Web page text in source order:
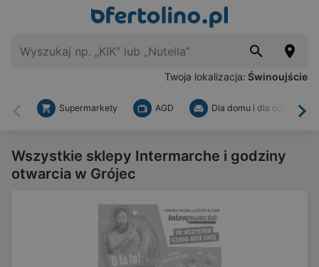
Twoja lokalizacja: Świnoujście
Wstecz
Supermarkety AGD Dla domu i dla ogrodu
Wszystkie sklepy Intermarche i godziny
otwarcia w Grójec